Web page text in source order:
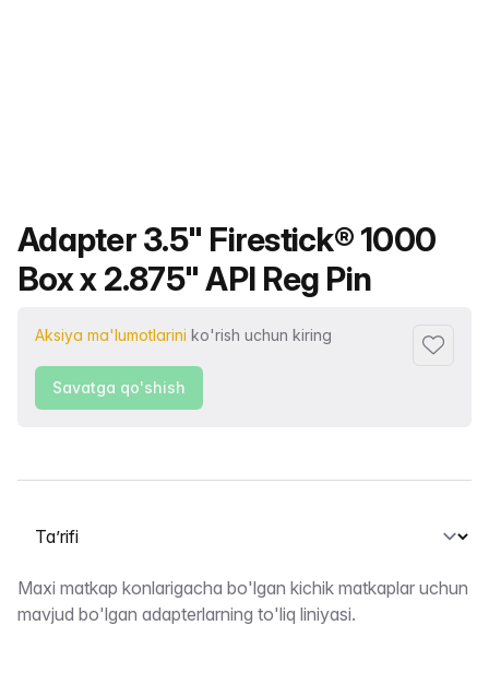
Mahsulot nomi
Adapter 3.5" Firestick® 1000
Box x 2.875" API Reg Pin
Aksiya ma'lumotlarini ko'rish uchun kiring
Savatga qo'shish
Yorliqni tanlash
Taʼrifi
Maxi matkap konlarigacha bo'lgan kichik matkaplar uchun
mavjud bo'lgan adapterlarning to'liq liniyasi.